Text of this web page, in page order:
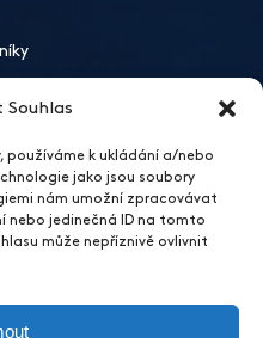
Souhlas
používáme k ukládání a/nebo
jako jsou soubory
nám umožní zpracovávat
nebo jedinečná ID na tomto
může nepříznivě ovlivnit
Whistleblowing
papíry
a.s.